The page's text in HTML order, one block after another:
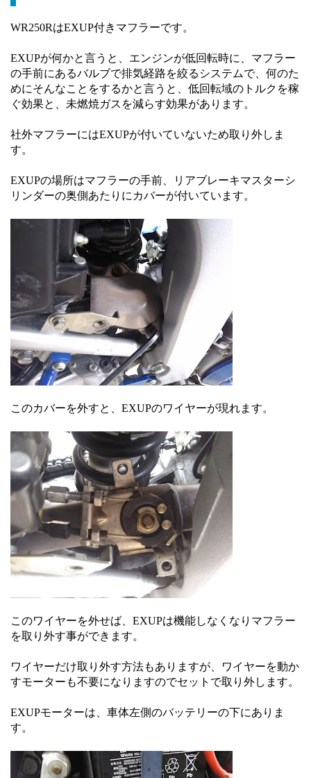
WR250RはEXUP付きマフラーです。
EXUPが何かと言うと、エンジンが低回転時に、マフラー
の手前にあるバルブで排気経路を絞るシステムで、何のた
めにそんなことをするかと言うと、低回転域のトルクを稼
ぐ効果と、未燃焼ガスを減らす効果があります。
社外マフラーにはEXUPが付いていないため取り外しま
す。
EXUPの場所はマフラーの手前、リアブレーキマスターシ
リンダーの奥側あたりにカバーが付いています。
このカバーを外すと、EXUPのワイヤーが現れます。
このワイヤーを外せば、EXUPは機能しなくなりマフラー
を取り外す事ができます。
ワイヤーだけ取り外す方法もありますが、ワイヤーを動か
すモーターも不要になりますのでセットで取り外します。
EXUPモーターは、車体左側のバッテリーの下にありま
す。